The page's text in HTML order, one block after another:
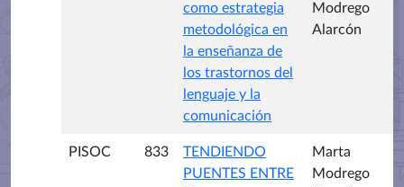
como estrategia
metodológica en
la enseñanza de
los trastornos del
lenguaje y la
comunicación
Modrego
Alarcón
PISOC 833
TENDIENDO
PUENTES ENTRE
Marta
Modrego